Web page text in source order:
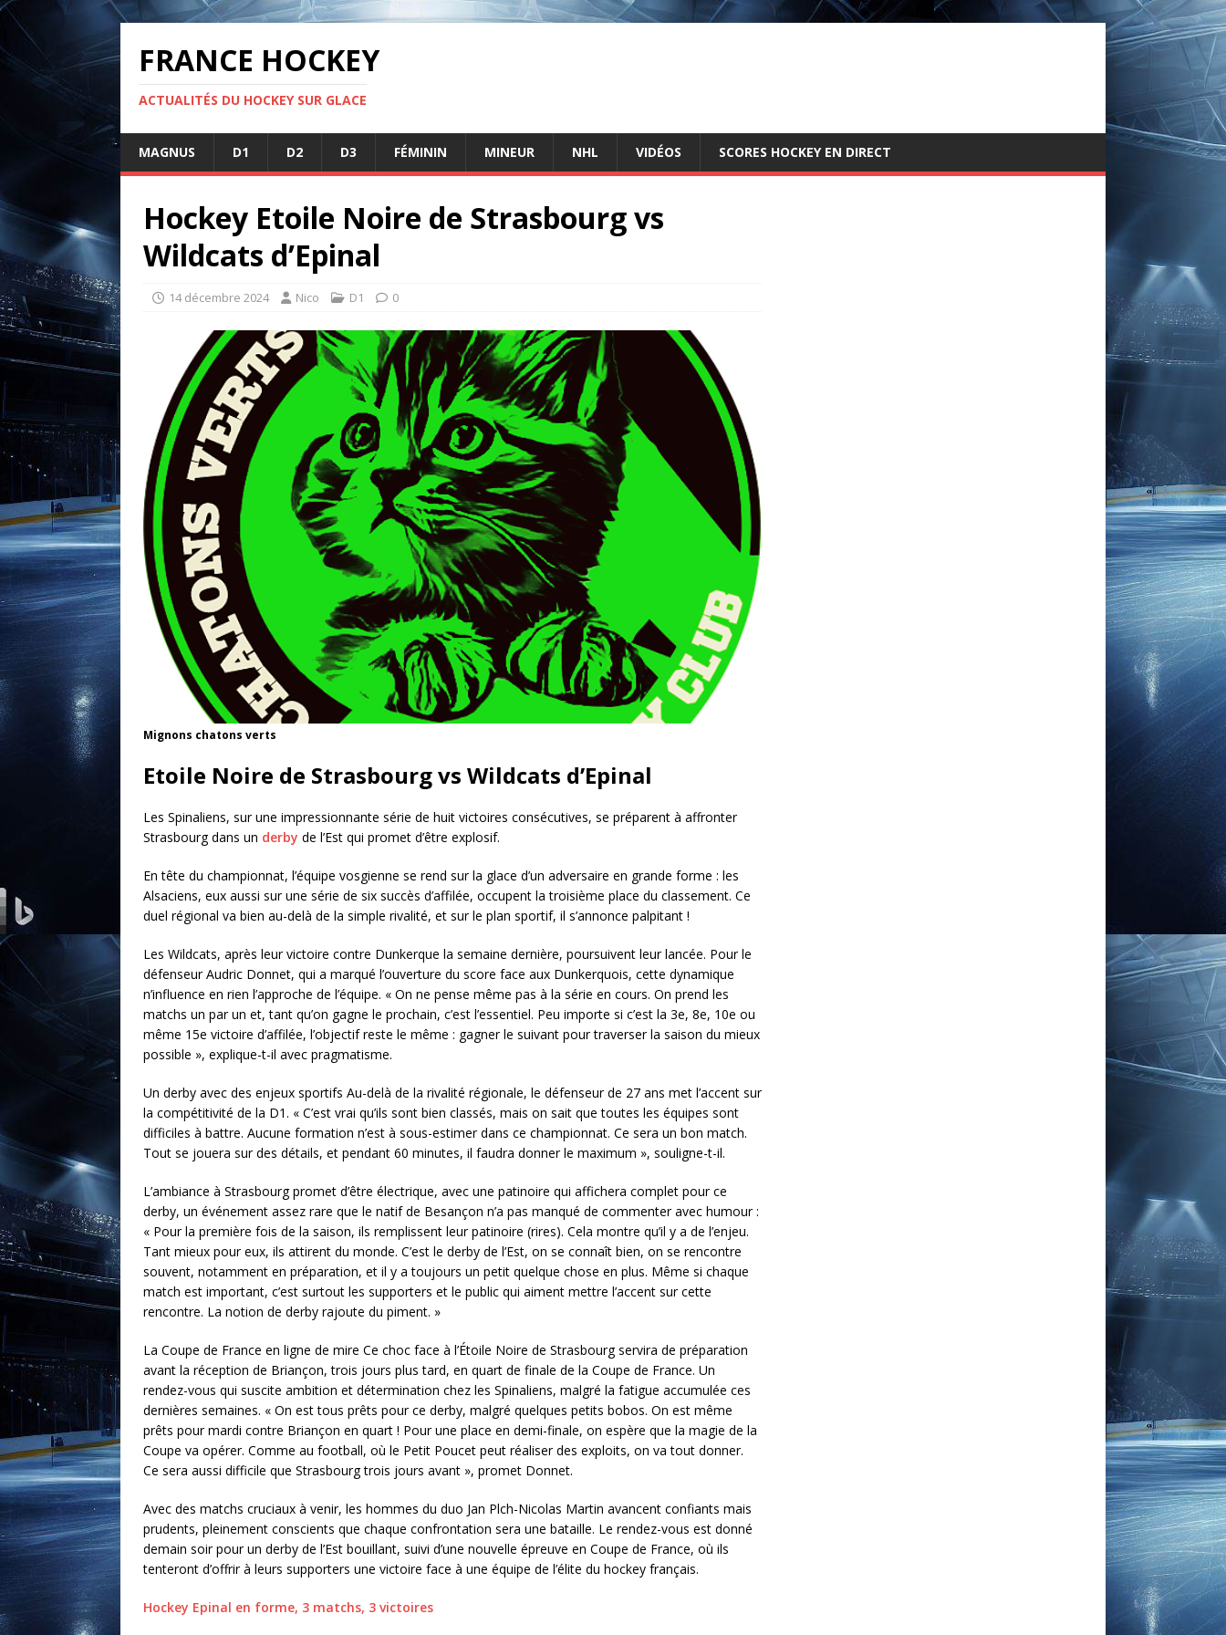
FRANCE HOCKEY
ACTUALITÉS DU HOCKEY SUR GLACE
MAGNUS D1 D2 D3 FÉMININ MINEUR NHL VIDÉOS SCORES HOCKEY EN DIRECT
Hockey Etoile Noire de Strasbourg vs
Wildcats d’Epinal
14 décembre 2024 Nico D1 0
Mignons chatons verts
Etoile Noire de Strasbourg vs Wildcats d’Epinal
Les Spinaliens, sur une impressionnante série de huit victoires consécutives, se préparent à affronter
Strasbourg dans un derby de l’Est qui promet d’être explosif.
En tête du championnat, l’équipe vosgienne se rend sur la glace d’un adversaire en grande forme : les
Alsaciens, eux aussi sur une série de six succès d’affilée, occupent la troisième place du classement. Ce
duel régional va bien au-delà de la simple rivalité, et sur le plan sportif, il s’annonce palpitant !
Les Wildcats, après leur victoire contre Dunkerque la semaine dernière, poursuivent leur lancée. Pour le
défenseur Audric Donnet, qui a marqué l’ouverture du score face aux Dunkerquois, cette dynamique
n’influence en rien l’approche de l’équipe. « On ne pense même pas à la série en cours. On prend les
matchs un par un et, tant qu’on gagne le prochain, c’est l’essentiel. Peu importe si c’est la 3e, 8e, 10e ou
même 15e victoire d’affilée, l’objectif reste le même : gagner le suivant pour traverser la saison du mieux
possible », explique-t-il avec pragmatisme.
Un derby avec des enjeux sportifs Au-delà de la rivalité régionale, le défenseur de 27 ans met l’accent sur
la compétitivité de la D1. « C’est vrai qu’ils sont bien classés, mais on sait que toutes les équipes sont
difficiles à battre. Aucune formation n’est à sous-estimer dans ce championnat. Ce sera un bon match.
Tout se jouera sur des détails, et pendant 60 minutes, il faudra donner le maximum », souligne-t-il.
L’ambiance à Strasbourg promet d’être électrique, avec une patinoire qui affichera complet pour ce
derby, un événement assez rare que le natif de Besançon n’a pas manqué de commenter avec humour :
« Pour la première fois de la saison, ils remplissent leur patinoire (rires). Cela montre qu’il y a de l’enjeu.
Tant mieux pour eux, ils attirent du monde. C’est le derby de l’Est, on se connaît bien, on se rencontre
souvent, notamment en préparation, et il y a toujours un petit quelque chose en plus. Même si chaque
match est important, c’est surtout les supporters et le public qui aiment mettre l’accent sur cette
rencontre. La notion de derby rajoute du piment. »
La Coupe de France en ligne de mire Ce choc face à l’Étoile Noire de Strasbourg servira de préparation
avant la réception de Briançon, trois jours plus tard, en quart de finale de la Coupe de France. Un
rendez-vous qui suscite ambition et détermination chez les Spinaliens, malgré la fatigue accumulée ces
dernières semaines. « On est tous prêts pour ce derby, malgré quelques petits bobos. On est même
prêts pour mardi contre Briançon en quart ! Pour une place en demi-finale, on espère que la magie de la
Coupe va opérer. Comme au football, où le Petit Poucet peut réaliser des exploits, on va tout donner.
Ce sera aussi difficile que Strasbourg trois jours avant », promet Donnet.
Avec des matchs cruciaux à venir, les hommes du duo Jan Plch-Nicolas Martin avancent confiants mais
prudents, pleinement conscients que chaque confrontation sera une bataille. Le rendez-vous est donné
demain soir pour un derby de l’Est bouillant, suivi d’une nouvelle épreuve en Coupe de France, où ils
tenteront d’offrir à leurs supporters une victoire face à une équipe de l’élite du hockey français.
Hockey Epinal en forme, 3 matchs, 3 victoires